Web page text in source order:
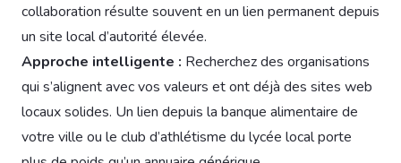
collaboration résulte souvent en un lien permanent depuis
un site local d’autorité élevée.
Approche intelligente : Recherchez des organisations
qui s’alignent avec vos valeurs et ont déjà des sites web
locaux solides. Un lien depuis la banque alimentaire de
votre ville ou le club d’athlétisme du lycée local porte